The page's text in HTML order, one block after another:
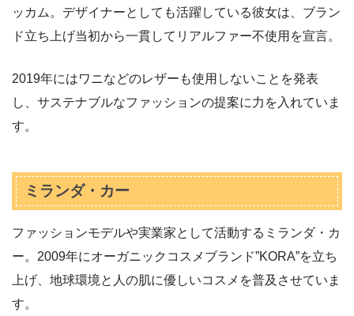
ッカム。デザイナーとしても活躍している彼女は、ブラン
ド立ち上げ当初から一貫してリアルファー不使用を宣言。
2019年にはワニなどのレザーも使用しないことを発表
し、サステナブルなファッションの提案に力を入れていま
す。
ミランダ・カー
ファッションモデルや実業家として活動するミランダ・カ
ー。2009年にオーガニックコスメブランド”KORA”を立ち
上げ、地球環境と人の肌に優しいコスメを普及させていま
す。